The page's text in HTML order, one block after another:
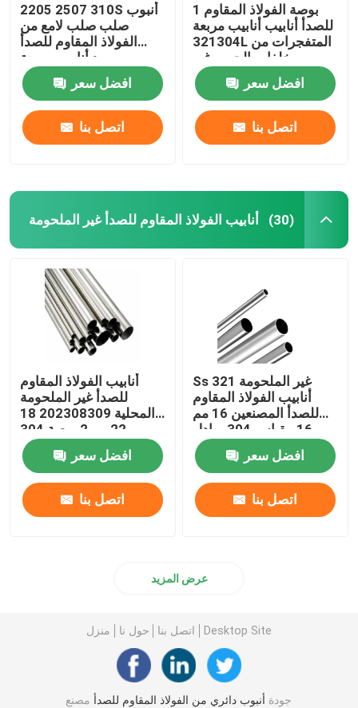
2205 2507 310S أنبوب
صلب صلب لامع من
الفولاذ المقاوم للصدأ
مورد أنابيب مربعة
2013030304L 316
316L
افضل سعر
اتصل بنا
1 بوصة الفولاذ المقاوم
للصدأ أنابيب أنابيب مربعة
321304L المتفجرات من
مخلفات الحرب غير
الملحومة 316l 310s 0.4
مم
افضل سعر
اتصل بنا
أنابيب الفولاذ المقاوم للصدأ غير الملحومة (30)
أنابيب الفولاذ المقاوم
للصدأ غير الملحومة
المحلية 202308309 18
مم 22 مم 2 بوصة 304
أنبوب إينوكس
افضل سعر
اتصل بنا
Ss 321 غير الملحومة
أنابيب الفولاذ المقاوم
للصدأ المصنعين 16 مم
16 مقياس 304 مبادل
حراري
افضل سعر
اتصل بنا
عرض المزيد
منزل حول نا اتصل بنا Desktop Site
جودة أنبوب دائري من الفولاذ المقاوم للصدأ مصنع